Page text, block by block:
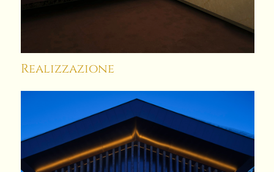
Realizzazione